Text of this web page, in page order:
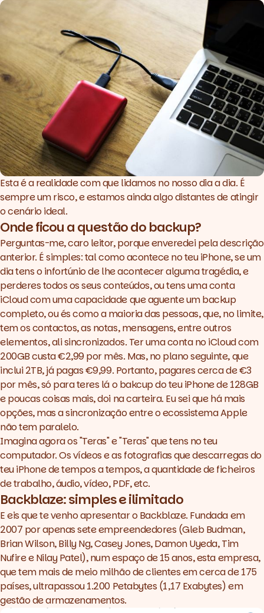
Esta é a realidade com que lidamos no nosso dia a dia. É
sempre um risco, e estamos ainda algo distantes de atingir
o cenário ideal.
Onde ficou a questão dobackup?
Perguntas-me, caro leitor, porque enveredei pela descrição
anterior. É simples: tal como acontece no teu iPhone, se um
dia tens o infortúnio de lhe acontecer alguma tragédia, e
perderes todos os seus conteúdos, ou tens uma conta
iCloud com uma capacidade que aguente umbackup
completo, ou és como a maioria das pessoas, que, no limite,
tem os contactos, as notas, mensagens, entre outros
elementos, ali sincronizados. Ter uma conta no iCloud com
200GB custa €2,99 por mês. Mas, no plano seguinte, que
inclui 2TB, já pagas €9,99. Portanto, pagares cerca de €3
por mês, só para teres lá obakcupdo teu iPhone de 128GB
e poucas coisas mais, doi na carteira. Eu sei que há mais
opções, mas a sincronização entre o ecossistema Apple
não tem paralelo.
Imagina agora os "Teras" e "Teras" que tens no teu
computador. Os vídeos e as fotografias que descarregas do
teu iPhone de tempos a tempos, a quantidade de ficheiros
de trabalho, áudio, vídeo, PDF, etc.
Backblaze: simples e ilimitado
E eis que te venho apresentar o Backblaze. Fundada em
2007 por apenassete empreendedores(Gleb Budman,
Brian Wilson, Billy Ng, Casey Jones, Damon Uyeda, Tim
Nufire e Nilay Patel), num espaço de 15 anos, esta empresa,
que tem mais de meio milhão de clientes em cerca de 175
países, ultrapassou 1.200 Petabytes (1,17 Exabytes) em
gestão de armazenamentos.